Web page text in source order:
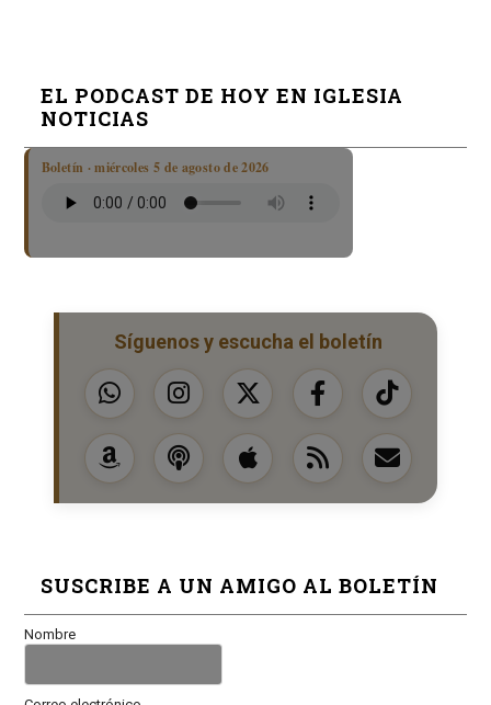
EL PODCAST DE HOY EN IGLESIA
NOTICIAS
Boletín · miércoles 5 de agosto de 2026
Síguenos y escucha el boletín
SUSCRIBE A UN AMIGO AL BOLETÍN
Nombre